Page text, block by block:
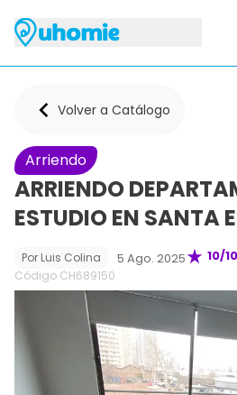
Volver a Catálogo
Arriendo
ARRIENDO
ESTUDIO EN SANTA
10/10
Por Luis Colina 5 Ago. 2025
Código CH689150